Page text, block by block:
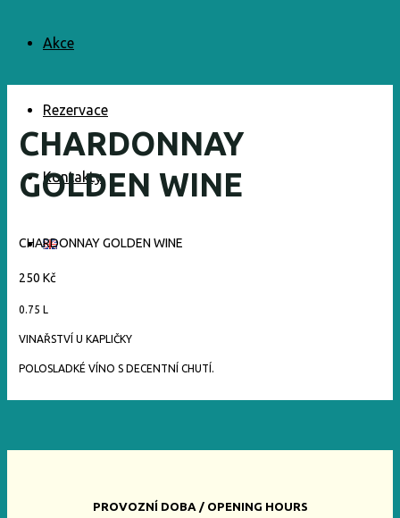
Akce
Rezervace
Kontakty
CHARDONNAY
GOLDEN WINE
CHARDONNAY GOLDEN WINE
250 Kč
0.75 L
VINAŘSTVÍ U KAPLIČKY
POLOSLADKÉ VÍNO S DECENTNÍ CHUTÍ.
PROVOZNÍ DOBA / OPENING HOURS